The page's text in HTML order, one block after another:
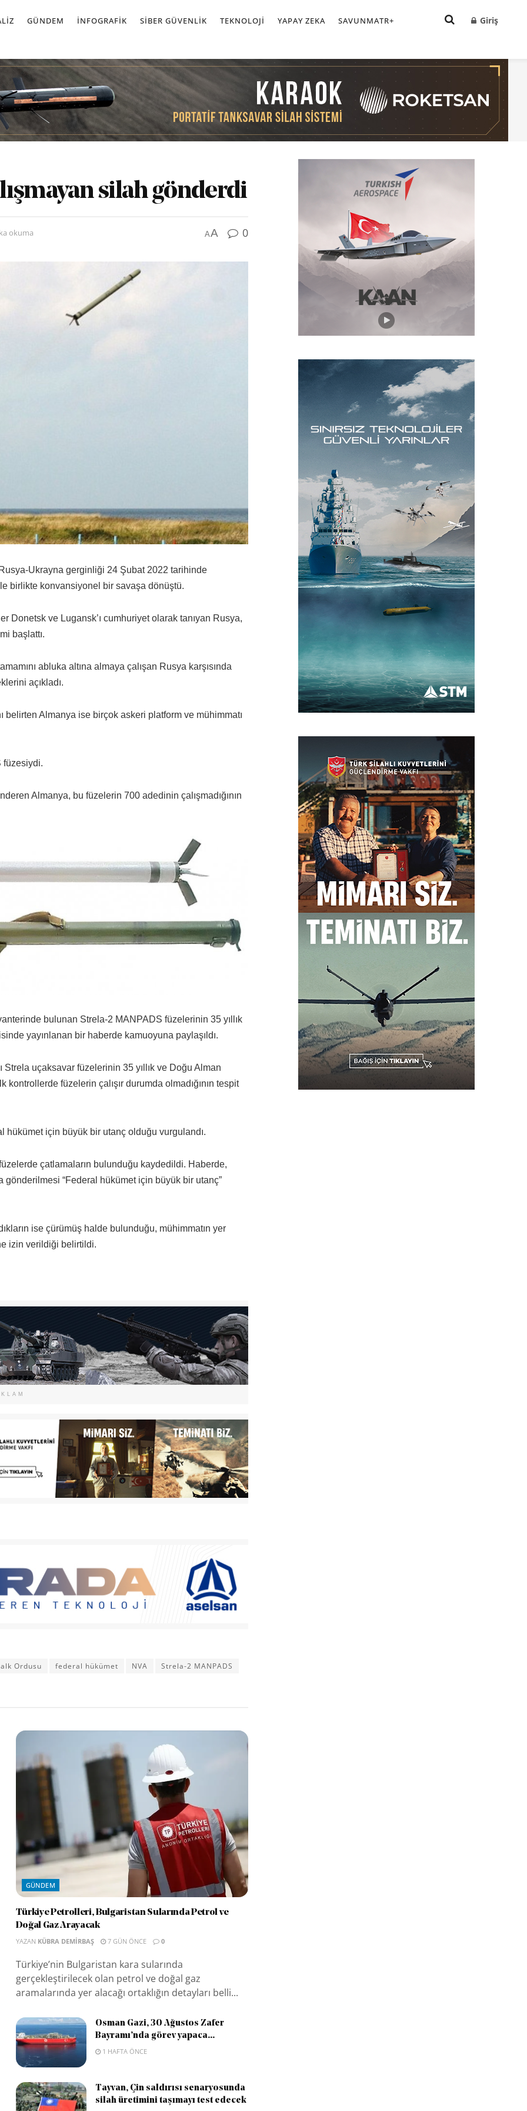
GÜNDEM İNFOGRAFIK SIBER GÜVENLIK TEKNOLOJI YAPAY ZEKA SAVUNMATR+ Giriş
silah gönderdi
okuma AA 0
Rusya-Ukrayna gerginliği 24 Şubat 2022 tarihinde
birlikte konvansiyonel bir savaşa dönüştü.
Donetsk ve Lugansk’ı cumhuriyet olarak tanıyan Rusya,
başlattı.
abluka altına almaya çalışan Rusya karşısında
açıkladı.
belirten Almanya ise birçok askeri platform ve mühimmatı
füzesiydi.
Almanya, bu füzelerin 700 adedinin çalışmadığının
bulunan Strela-2 MANPADS füzelerinin 35 yıllık
yayınlanan bir haberde kamuoyuna paylaşıldı.
uçaksavar füzelerinin 35 yıllık ve Doğu Alman
füzelerin çalışır durumda olmadığının tespit
için büyük bir utanç olduğu vurgulandı.
çatlamaların bulunduğu kaydedildi. Haberde,
“Federal hükümet için büyük bir utanç”
ise çürümüş halde bulunduğu, mühimmatın yer
izin verildiği belirtildi.
Ordusu federal hükümet NVA Strela-2 MANPADS
GÜNDEM
Türkiye Petrolleri, Bulgaristan Sularında Petrol ve
Doğal Gaz Arayacak
YAZAN KÜBRA DEMIRBAŞ 7 GÜN ÖNCE 0
Türkiye’nin Bulgaristan kara sularında
gerçekleştirilecek olan petrol ve doğal gaz
aramalarında yer alacağı ortaklığın detayları belli...
Osman Gazi, 30 Ağustos Zafer
Bayramı’nda görev yapaca...
1 HAFTA ÖNCE
Tayvan, Çin saldırısı senaryosunda
silah üretimini taşımayı test edecek